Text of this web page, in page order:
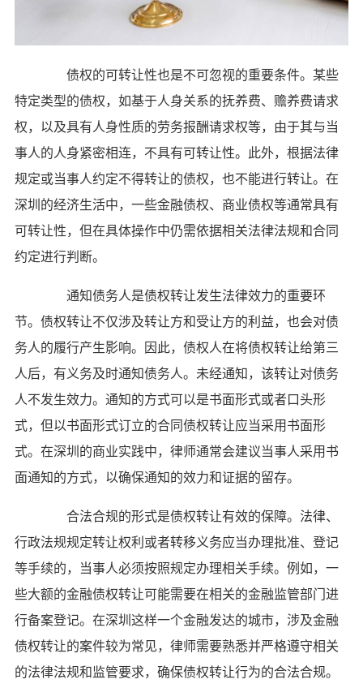
债权的可转让性也是不可忽视的重要条件。某些
特定类型的债权，如基于人身关系的抚养费、赡养费请求
权，以及具有人身性质的劳务报酬请求权等，由于其与当
事人的人身紧密相连，不具有可转让性。此外，根据法律
规定或当事人约定不得转让的债权，也不能进行转让。在
深圳的经济生活中，一些金融债权、商业债权等通常具有
可转让性，但在具体操作中仍需依据相关法律法规和合同
约定进行判断。
通知债务人是债权转让发生法律效力的重要环
节。债权转让不仅涉及转让方和受让方的利益，也会对债
务人的履行产生影响。因此，债权人在将债权转让给第三
人后，有义务及时通知债务人。未经通知，该转让对债务
人不发生效力。通知的方式可以是书面形式或者口头形
式，但以书面形式订立的合同债权转让应当采用书面形
式。在深圳的商业实践中，律师通常会建议当事人采用书
面通知的方式，以确保通知的效力和证据的留存。
合法合规的形式是债权转让有效的保障。法律、
行政法规规定转让权利或者转移义务应当办理批准、登记
等手续的，当事人必须按照规定办理相关手续。例如，一
些大额的金融债权转让可能需要在相关的金融监管部门进
行备案登记。在深圳这样一个金融发达的城市，涉及金融
债权转让的案件较为常见，律师需要熟悉并严格遵守相关
的法律法规和监管要求，确保债权转让行为的合法合规。